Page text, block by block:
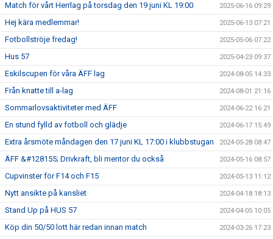
Match för vårt Herrlag på torsdag den 19 juni KL 19:00 2025-06-16 09:29
Hej kära medlemmar! 2025-06-13 07:21
Fotbollströje fredag! 2025-05-06 07:22
Hus 57 2025-04-23 09:37
Eskilscupen för våra ÄFF lag 2024-08-05 14:33
Från knatte till a-lag 2024-08-01 21:16
Sommarlovsaktiviteter med ÄFF 2024-06-22 16:21
En stund fylld av fotboll och glädje 2024-06-17 15:49
Extra årsmöte måndagen den 17 juni KL 17:00 i klubbstugan 2024-05-28 08:47
ÄFF &#128155; Drivkraft, bli mentor du också 2024-05-16 08:57
Cupvinster för F14 och F15 2024-05-13 11:12
Nytt ansikte på kansliet 2024-04-18 18:13
Stand Up på HUS 57 2024-04-05 10:05
Köp din 50/50 lott här redan innan match 2024-03-26 17:23